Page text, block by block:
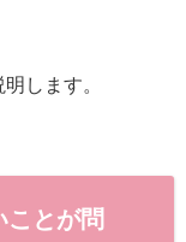
します。
とが問